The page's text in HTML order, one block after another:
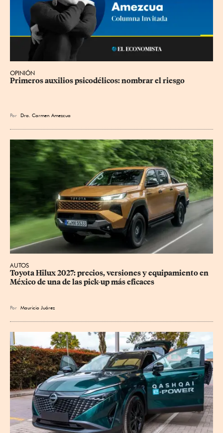
OPINIÓN
Primeros auxilios psicodélicos: nombrar el riesgo
Por Dra. Carmen Amezcua
AUTOS
Toyota Hilux 2027: precios, versiones y equipamiento en
México de una de las pick-up más eficaces
Por Mauricio Juárez